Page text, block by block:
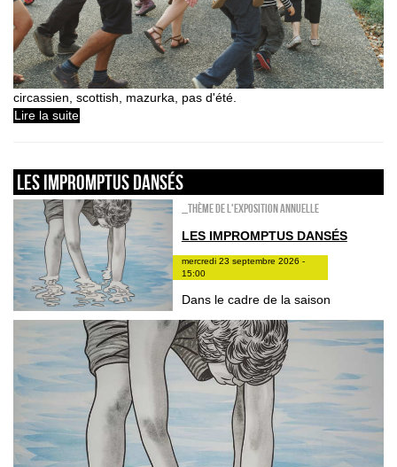
circassien, scottish, mazurka, pas d'été.
Lire la suite
Les impromptus dansés
_Thème de l'exposition annuelle
LES IMPROMPTUS DANSÉS
mercredi 23 septembre 2026 -
15:00
Dans le cadre de la saison